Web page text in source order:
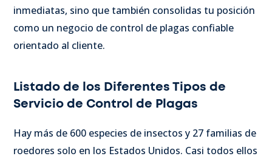
inmediatas, sino que también consolidas tu posición
como un negocio de control de plagas confiable
orientado al cliente.
Listado de los Diferentes Tipos de
Servicio de Control de Plagas
Hay más de 600 especies de insectos y 27 familias de
roedores solo en los Estados Unidos. Casi todos ellos